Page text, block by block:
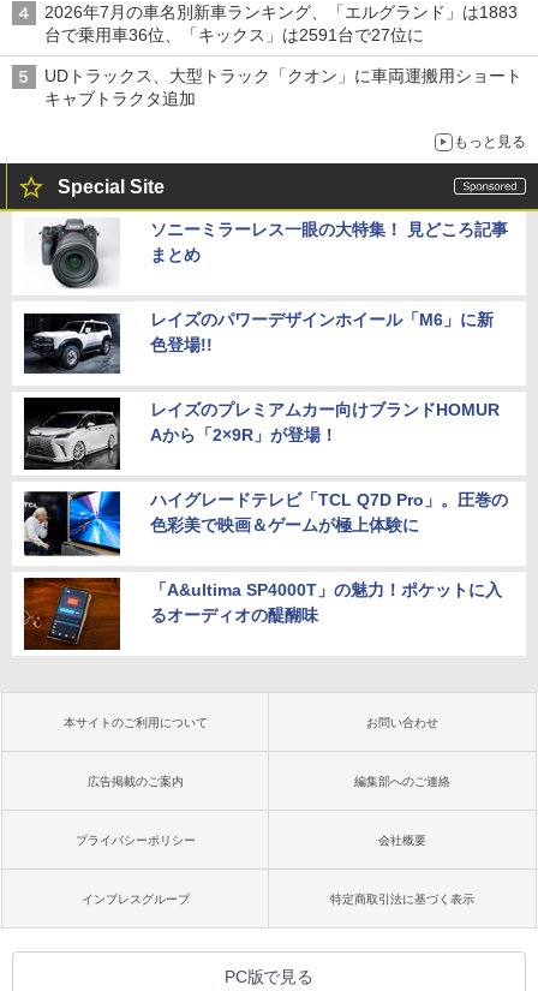
2026年7月の車名別新車ランキング、「エルグランド」は1883
台で乗用車36位、「キックス」は2591台で27位に
UDトラックス、大型トラック「クオン」に車両運搬用ショート
キャブトラクタ追加
もっと見る
Special Site
ソニーミラーレス一眼の大特集！ 見どころ記事
まとめ
レイズのパワーデザインホイール「M6」に新
色登場!!
レイズのプレミアムカー向けブランドHOMUR
Aから「2×9R」が登場！
ハイグレードテレビ「TCL Q7D Pro」。圧巻の
色彩美で映画＆ゲームが極上体験に
「A&ultima SP4000T」の魅力！ポケットに入
るオーディオの醍醐味
本サイトのご利用について お問い合わせ
広告掲載のご案内 編集部へのご連絡
プライバシーポリシー 会社概要
インプレスグループ 特定商取引法に基づく表示
PC版で見る